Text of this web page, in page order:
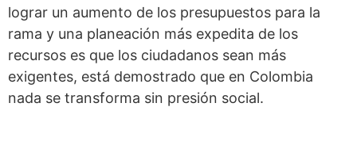
lograr un aumento de los presupuestos para la
rama y una planeación más expedita de los
recursos es que los ciudadanos sean más
exigentes, está demostrado que en Colombia
nada se transforma sin presión social.